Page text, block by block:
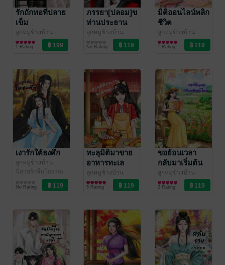
รักถักทอที่ปลาย
เข็ม
ลูกหมูข้างบ้าน
นิยายรักจีนโบราณ
1 Rating
ภรรยา[ปลอม]ของ
ท่านประธาน
ลูกหมูข้างบ้าน
นิยายโรมานซ์
No Rating
มิติออนไลน์พลิก
ชีวิต
ลูกหมูข้างบ้าน
นิยายรักจีนโบราณ
1 Rating
เงารักใต้ธงศึก
ลูกหมูข้างบ้าน
นิยายรักจีนโบราณ
No Rating
ทะลุมิติมาขาย
อาหารทะเล
ลูกหมูข้างบ้าน
นิยายรักจีนโบราณ
5 Rating
ขอย้อนเวลา
กลับมาเริ่มต้น
ใหม่
ลูกหมูข้างบ้าน
นิยายรัก
2 Rating